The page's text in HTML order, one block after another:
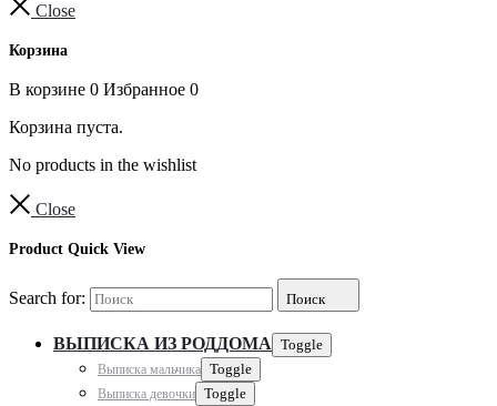
Close
Корзина
В корзине 0 Избранное 0
Корзина пуста.
No products in the wishlist
Close
Product Quick View
Search for: Поиск
ВЫПИСКА ИЗ РОДДОМА Toggle
Выписка мальчика Toggle
Выписка девочки Toggle